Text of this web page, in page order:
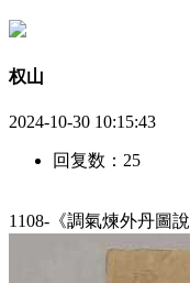
权山
2024-10-30 10:15:43
回复数：25
1108-《調氣煉外丹圖說